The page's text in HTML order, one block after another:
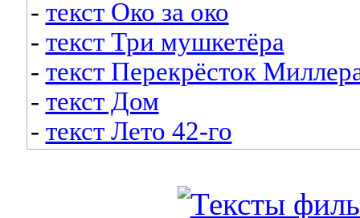
- текст Око за око
- текст Три мушкетёра
- текст Перекрёсток
- текст Дом
- текст Лето 42-го